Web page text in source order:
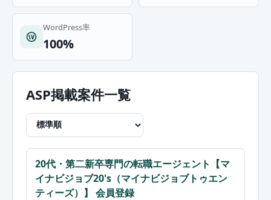
WordPress率
100%
ASP掲載案件一覧
20代・第二新卒専門の転職エージェント【マ
イナビジョブ20's（マイナビジョブトゥエン
ティーズ）】 会員登録